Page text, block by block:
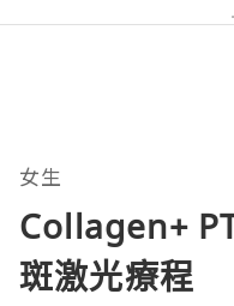
女生
Collagen+
斑激光療程